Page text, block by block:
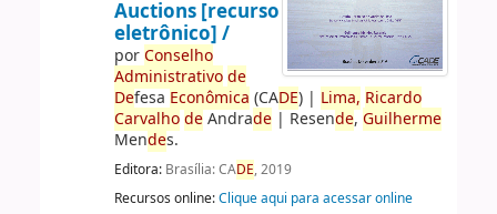
Auctions [recurso
eletrônico] /
porConselho
Administrativo de
Defesa Econômica (CADE)| Lima, Ricardo
Carvalho deAndrade| Resende, Guilherme
Mendes.
Editora: Brasília: CADE, 2019
Recursos online:Clique aqui para acessar online